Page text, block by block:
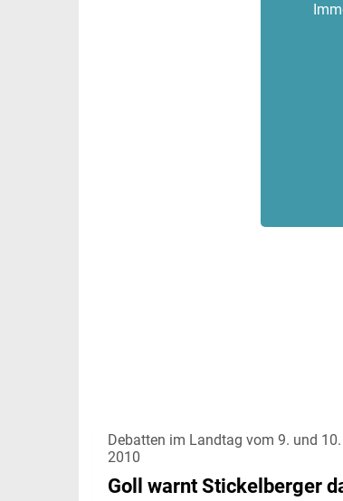
Debatten im Landtag vom 9. und
2010
Goll warnt Stickelberger